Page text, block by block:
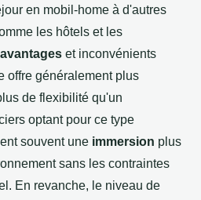
en mobil-home à d'autres
les hôtels et les
avantages et inconvénients
offre généralement plus
de flexibilité qu'un
optant pour ce type
souvent une immersion plus
sans les contraintes
En revanche, le niveau de